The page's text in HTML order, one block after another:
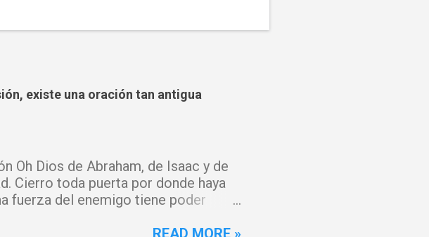
existe una oración tan antigua
Oh Dios de Abraham, de Isaac y de
Cierro toda puerta por donde haya
fuerza del enemigo tiene poder
Por el poder del Cordero de Dios,
READ MORE »